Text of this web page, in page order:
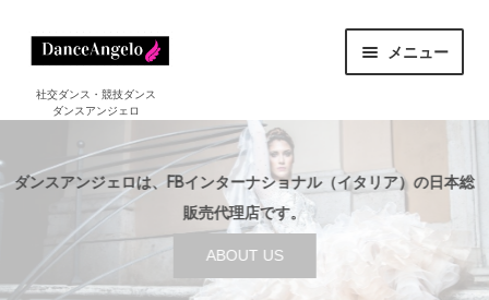
ナ
ビ
ゲ
ー
ョ
キ
コ
ン
テ
ン
へ
プ
社交ダンス・競技ダンス
ダンスアンジェロ
メニュー
ショップ
SHOP
ブ
ー
セール
SALE
ご利用案内
GUIDE
ダンスアンジェロは、FBインターナショナル（イタリア）の日本総
販売代理店です。
ABOUT US